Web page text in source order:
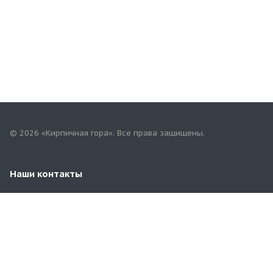
© 2026 «Кирпичная гора». Все права защищены.
Наши контакты
8(353)258-00-81